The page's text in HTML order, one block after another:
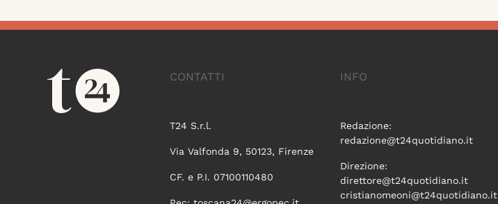
CONTATTI
T24 S.r.l.
Via Valfonda 9, 50123, Firenze
CF. e P.I. 07100110480
INFO
Redazione:
redazione@t24quotidiano.it
Direzione:
direttore@t24quotidiano.it
cristianomeoni@t24quotidiano.it